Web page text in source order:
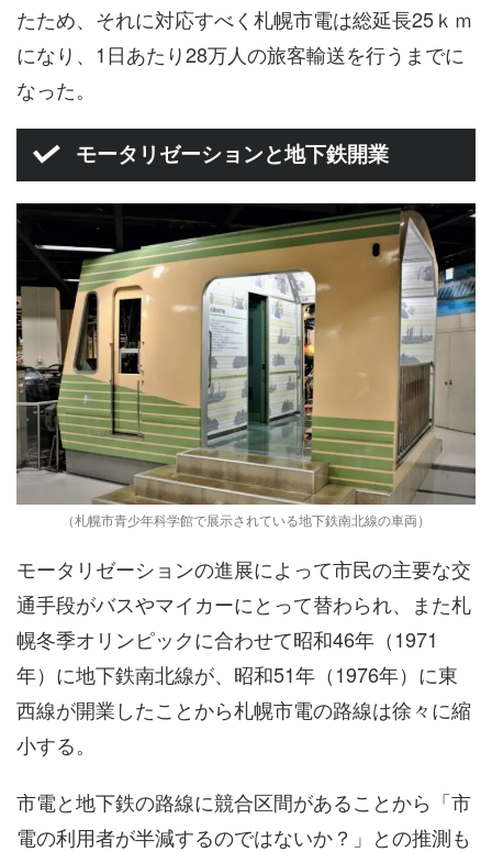
たため、それに対応すべく札幌市電は総延長25ｋｍ
になり、1日あたり28万人の旅客輸送を行うまでに
なった。
モータリゼーションと地下鉄開業
（札幌市青少年科学館で展示されている地下鉄南北線の車両）
モータリゼーションの進展によって市民の主要な交
通手段がバスやマイカーにとって替わられ、また札
幌冬季オリンピックに合わせて昭和46年（1971
年）に地下鉄南北線が、昭和51年（1976年）に東
西線が開業したことから札幌市電の路線は徐々に縮
小する。
市電と地下鉄の路線に競合区間があることから「市
電の利用者が半減するのではないか？」との推測も